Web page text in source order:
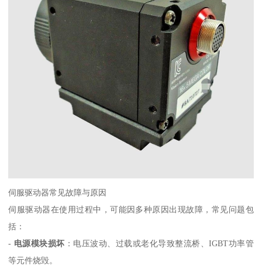
伺服驱动器常见故障与原因
伺服驱动器在使用过程中，可能因多种原因出现故障，常见问题包
括：
- 电源模块损坏 ：电压波动、过载或老化导致整流桥、IGBT功率管
等元件烧毁。